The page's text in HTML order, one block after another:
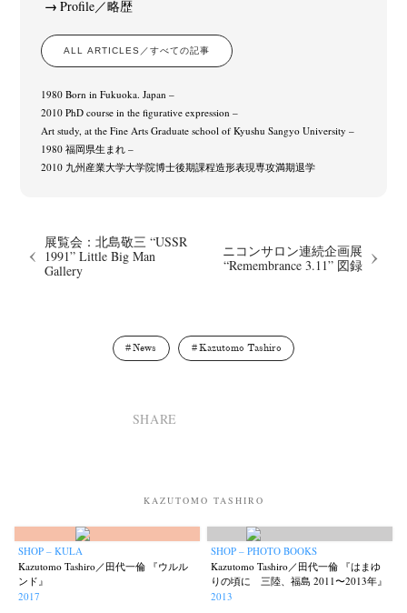
Profile／略歴
ALL ARTICLES／すべての記事
1980 Born in Fukuoka. Japan –
2010 PhD course in the figurative expression –
Art study, at the Fine Arts Graduate school of Kyushu Sangyo University –
1980 福岡県生まれ –
2010 九州産業大学大学院博士後期課程造形表現専攻満期退学
展覧会：北島敬三 “USSR
1991” Little Big Man
Gallery
ニコンサロン連続企画展
“Remembrance 3.11” 図録
News Kazutomo Tashiro
SHARE
KAZUTOMO TASHIRO
SHOP – KULA
Kazutomo Tashiro／田代一倫 『ウルル
ンド』
2017
SHOP – PHOTO BOOKS
Kazutomo Tashiro／田代一倫 『はまゆ
りの頃に 三陸、福島 2011〜2013年』
2013